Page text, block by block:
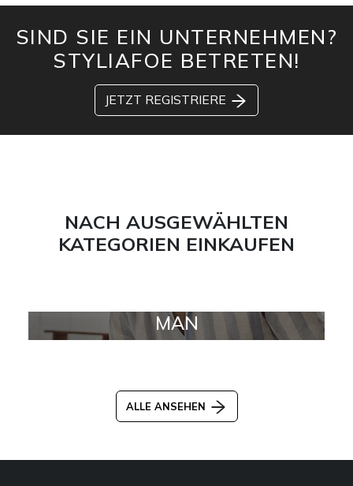
SIND SIE EIN UNTERNEHMEN?
STYLIAFOE BETRETEN!
JETZT REGISTRIERE
NACH AUSGEWÄHLTEN
KATEGORIEN EINKAUFEN
MAN
ALLE ANSEHEN